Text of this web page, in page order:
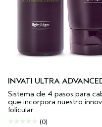
INVATI ULTRA
Sistema de 4 pasos para
que incorpora nuestro
folicular.
(0)